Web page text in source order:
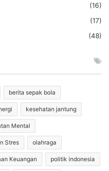
(16)
(17)
(48)
berita sepak bola
kesehatan jantung
Mental
Stres olahraga
Keuangan politik indonesia